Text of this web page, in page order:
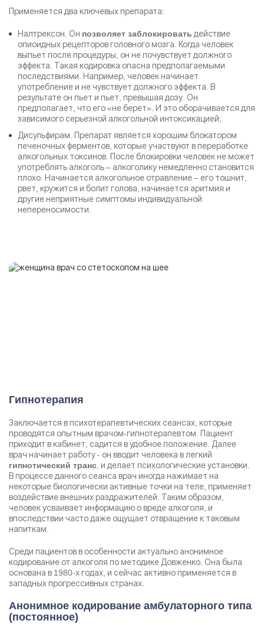
Применяется два ключевых препарата:
Налтрексон. Он позволяет заблокировать действие
опиоидных рецепторов головного мозга. Когда человек
выпьет после процедуры, он не почувствует должного
эффекта. Такая кодировка опасна предполагаемыми
последствиями. Например, человек начинает
употребление и не чувствует должного эффекта. В
результате он пьет и пьет, превышая дозу. Он
предполагает, что его «не берет». И это оборачивается для
зависимого серьезной алкогольной интоксикацией;
Дисульфирам. Препарат является хорошим блокатором
печеночных ферментов, которые участвуют в переработке
алкогольных токсинов. После блокировки человек не может
употреблять алкоголь – алкоголику немедленно становится
плохо. Начинается алкогольное отравление – его тошнит,
рвет, кружится и болит голова, начинается аритмия и
другие неприятные симптомы индивидуальной
непереносимости.
Гипнотерапия
Заключается в психотерапевтических сеансах, которые
проводятся опытным врачом-гипнотерапевтом. Пациент
приходит в кабинет, садится в удобное положение. Далее
врач начинает работу - он вводит человека в легкий
гипнотический транс , и делает психологические установки.
В процессе данного сеанса врач иногда нажимает на
некоторые биологически активные точки на теле, применяет
воздействие внешних раздражителей. Таким образом,
человек усваивает информацию о вреде алкоголя, и
впоследствии часто даже ощущает отвращение к таковым
напиткам.
Среди пациентов в особенности актуально анонимное
кодирование от алкоголя по методике Довженко. Она была
основана в 1980-х годах, и сейчас активно применяется в
западных прогрессивных странах.
Анонимное кодирование амбулаторного типа
(постоянное)
Нажимая кнопку я соглашаюсь сполитикой
конфиденциальностиипользовательским соглашением
Вызвать специалиста
Результаты поиска (0)
Нажимая кнопку я соглашаюсь сполитикой
конфиденциальности
пользовательским соглашением
Отправить